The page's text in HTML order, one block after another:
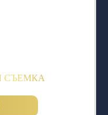
СЪЕМКА